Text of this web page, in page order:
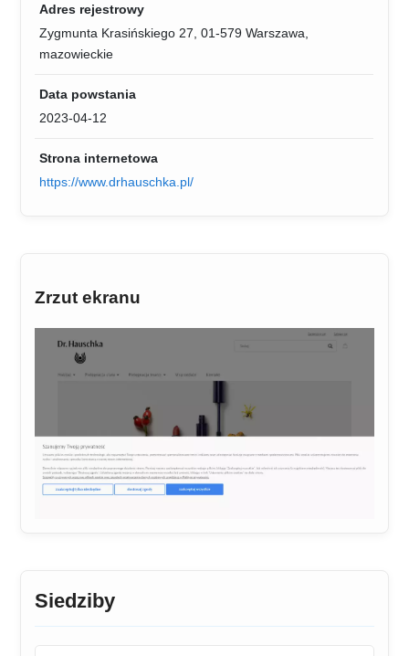
Adres rejestrowy
Zygmunta Krasińskiego 27, 01-579 Warszawa,
mazowieckie
Data powstania
2023-04-12
Strona internetowa
https://www.drhauschka.pl/
Zrzut ekranu
Siedziby